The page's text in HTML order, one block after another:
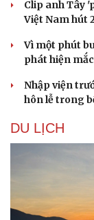
Clip anh Tây
Việt Nam hút
Vì một phút
phát hiện
Nhập viện
hôn lễ trong
DU LỊCH